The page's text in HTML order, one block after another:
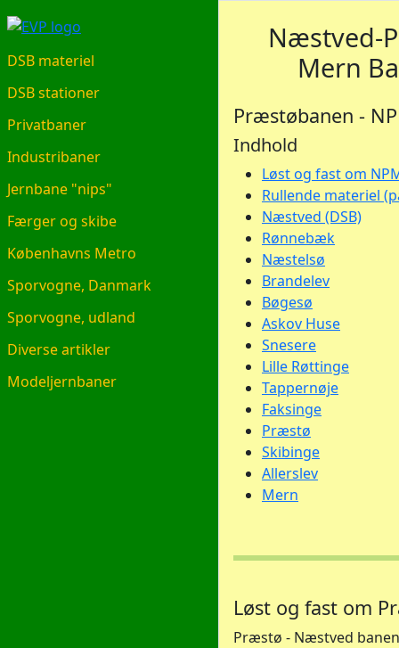
EVP.DK
DSB materiel
DSB stationer
Privatbaner
Industribaner
Jernbane "nips"
Færger og skibe
Københavns Metro
Sporvogne, Danmark
Sporvogne, udland
Diverse artikler
Modeljernbaner
Næstved-
Mern
Præstøbanen -
Indhold
Løst og fast om
Rullende materiel
Næstved (DSB)
Rønnebæk
Næstelsø
Brandelev
Bøgesø
Askov Huse
Snesere
Lille Røttinge
Tappernøje
Faksinge
Præstø
Skibinge
Allerslev
Mern
Løst og fast om
Præstø - Næstved